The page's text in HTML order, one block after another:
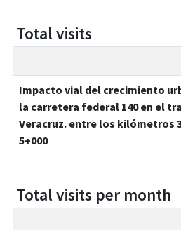
Total visits
Impacto vial del crecimiento
la carretera federal 140 en el
Veracruz. entre los kilómetros
5+000
Total visits per month